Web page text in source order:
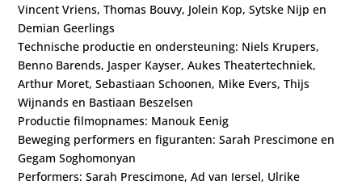
Vincent Vriens, Thomas Bouvy, Jolein Kop, Sytske Nijp en
Demian Geerlings
Technische productie en ondersteuning: Niels Krupers,
Benno Barends, Jasper Kayser, Aukes Theatertechniek,
Arthur Moret, Sebastiaan Schoonen, Mike Evers, Thijs
Wijnands en Bastiaan Beszelsen
Productie filmopnames: Manouk Eenig
Beweging performers en figuranten: Sarah Prescimone en
Gegam Soghomonyan
Performers: Sarah Prescimone, Ad van Iersel, Ulrike